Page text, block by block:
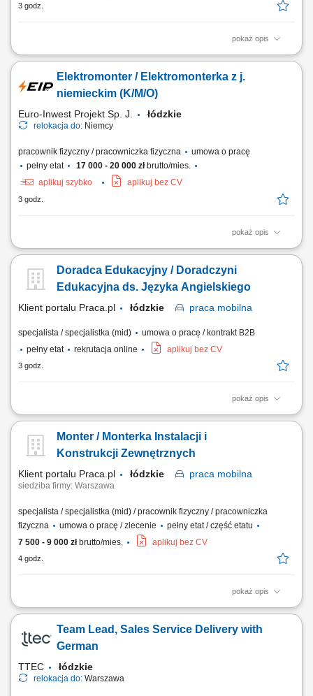
3 godz.
pokaż opis
Zakres obowiązków: spawanie metodą TIG konstrukcji i instalacji ze
spożywczego, montaż konstrukcji oraz rurociągów technologicznych,
praca zgodnie z dokumentacją techniczną.
Elektromonter / Elektromonterka z j.
niemieckim (K/M/O)
Euro-Inwest Projekt Sp. J. łódzkie
relokacja do: Niemcy
pracownik fizyczny / pracowniczka fizyczna
umowa o pracę
pełny etat
17 000 - 20 000 złbrutto/mies.
aplikuj szybko
aplikuj bez CV
3 godz.
pokaż opis
Montaż i budowa tras oraz linii kablowych. Montaż instalacji
oświetlenia oraz rozdzielnic/szaf sterowniczych. Codzienna
komunikacja z Kierownictwem w języku niemieckim.
Doradca Edukacyjny / Doradczyni
Edukacyjna ds. Języka Angielskiego
Klient portalu Praca.pl łódzkie praca mobilna
specjalista / specjalistka (mid)
umowa o pracę / kontrakt B2B
pełny etat
rekrutacja online aplikuj bez CV
3 godz.
pokaż opis
Rozwijanie współpracy z placówkami edukacyjnymi (szkoły
Prowadzenie prezentacji oferty edukacyjnej oraz warsztatów
metodycznych w szkołach i online, Budowanie długofalowych relacji z
Monter / Monterka Instalacji i
Konstrukcji Zewnętrznych
Klient portalu Praca.pl łódzkie praca mobilna
siedziba firmy: Warszawa
specjalista / specjalistka (mid) / pracownik fizyczny / pracowniczka
fizyczna
umowa o pracę / zlecenie
pełny etat / część etatu
7 500 - 9 000 złbrutto/mies. aplikuj bez CV
4 godz.
pokaż opis
Wykonywanie prac montażowych przy nowo powstających obiektach
prowadzonych w kraju oraz podczas wyjazdów zagranicznych. Montaż
elementów konstrukcyjnych zgodnie z dokumentacją i wytycznymi
Team Lead, Sales Service Delivery with
German
TTEC łódzkie
relokacja do: Warszawa